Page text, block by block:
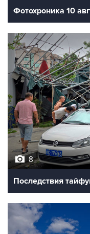
Фотохроника 10
8
Последствия